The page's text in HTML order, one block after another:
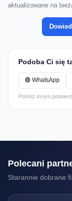
aktualizowane na
Podoba Ci się
🟢 WhatsApp
Pomóż innym
Polecani
Starannie dobrane